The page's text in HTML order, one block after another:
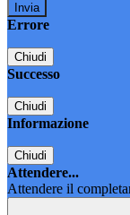
Errore
Chiudi
Successo
Chiudi
Informazione
Chiudi
Attendere...
Attendere il